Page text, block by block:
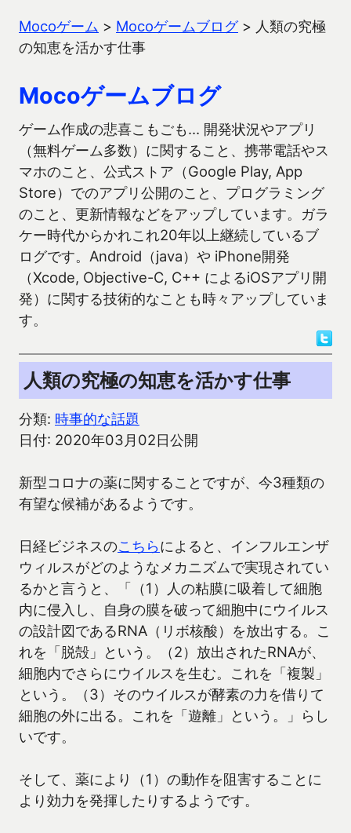
Mocoゲーム > Mocoゲームブログ> 人類の究極
の知恵を活かす仕事
Mocoゲームブログ
ゲーム作成の悲喜こもごも… 開発状況やアプリ
（無料ゲーム多数）に関すること、携帯電話やス
マホのこと、公式ストア（Google Play, App
Store）でのアプリ公開のこと、プログラミング
のこと、更新情報などをアップしています。ガラ
ケー時代からかれこれ20年以上継続しているブ
ログです。Android（java）や iPhone開発
（Xcode, Objective-C, C++ によるiOSアプリ開
発）に関する技術的なことも時々アップしていま
す。
人類の究極の知恵を活かす仕事
分類: 時事的な話題
日付: 2020年03月02日公開
新型コロナの薬に関することですが、今3種類の
有望な候補があるようです。
日経ビジネスのこちらによると、インフルエンザ
ウィルスがどのようなメカニズムで実現されてい
るかと言うと、「（1）人の粘膜に吸着して細胞
内に侵入し、自身の膜を破って細胞中にウイルス
の設計図であるRNA（リボ核酸）を放出する。こ
れを「脱殻」という。（2）放出されたRNAが、
細胞内でさらにウイルスを生む。これを「複製」
という。（3）そのウイルスが酵素の力を借りて
細胞の外に出る。これを「遊離」という。」らし
いです。
そして、薬により（1）の動作を阻害することに
より効力を発揮したりするようです。